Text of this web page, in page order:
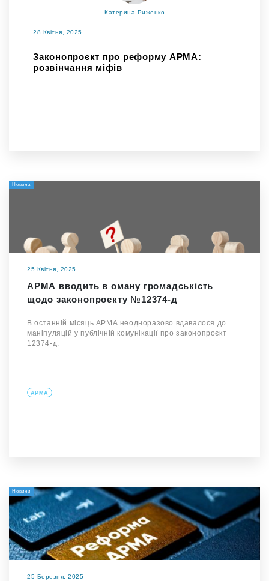
Катерина Риженко
28 Квітня, 2025
Законопроєкт про реформу АРМА:
розвінчання міфів
Новина
25 Квітня, 2025
АРМА вводить в оману громадськість
щодо законопроєкту №12374-д
В останній місяць АРМА неодноразово вдавалося до
маніпуляцій у публічній комунікації про законопроєкт
12374-д.
АРМА
Новини
25 Березня, 2025